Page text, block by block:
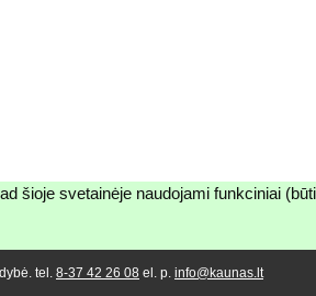
šioje svetainėje naudojami funkciniai
tel. 8-37 42 26 08 el. p. info@kaunas.lt